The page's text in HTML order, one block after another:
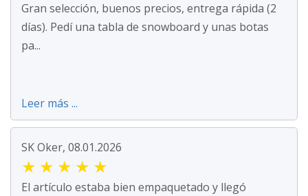
Gran selección, buenos precios, entrega rápida (2
días). Pedí una tabla de snowboard y unas botas
pa...
Leer más ...
SK Oker, 08.01.2026
★ ★ ★ ★ ★
El artículo estaba bien empaquetado y llegó